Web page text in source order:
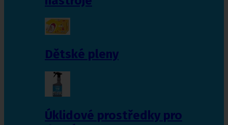
Dětské pleny
Úklidové prostředky pro